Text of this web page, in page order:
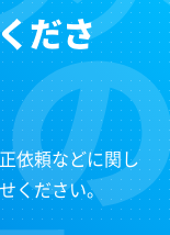
ださ
依頼などに関し
ください。